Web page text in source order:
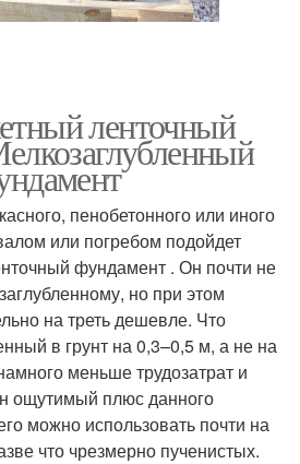
ленточный
пенобетонного или иного
или погребом подойдет
фундамент . Он почти не
но при этом
на треть дешевле. Что
в грунт на 0,3–0,5 м, а не на
меньше трудозатрат и
ощутимый плюс данного
можно использовать почти на
что чрезмерно пученистых.